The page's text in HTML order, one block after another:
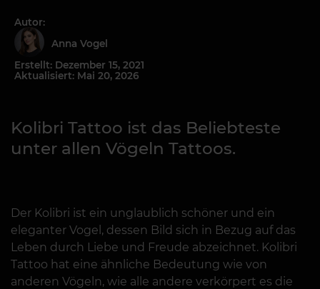
Autor:
Anna Vogel
Erstellt: Dezember 15, 2021
Aktualisiert: Mai 20, 2026
Kolibri Tattoo ist das Beliebteste
unter allen Vögeln Tattoos.
Der Kolibri ist ein unglaublich schöner und ein
eleganter Vogel, dessen Bild sich in Bezug auf das
Leben durch Liebe und Freude abzeichnet. Kolibri
Tattoo hat eine ähnliche Bedeutung wie von
anderen Vögeln, wie alle andere verkörpert es die